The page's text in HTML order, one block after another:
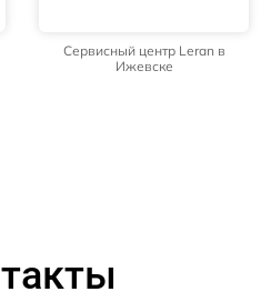
Сервисный центр Leran в
Ижевске